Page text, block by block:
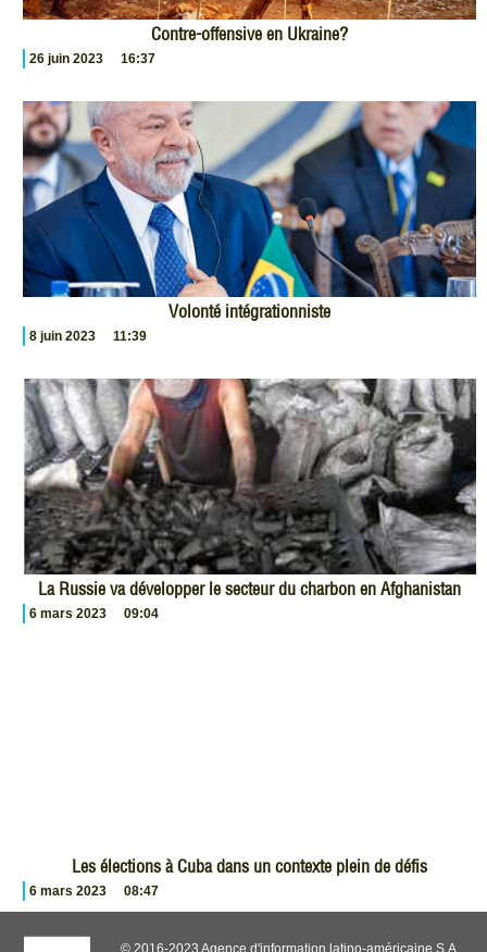
Contre-offensive en Ukraine?
26 juin 2023 16:37
Volonté intégrationniste
8 juin 2023 11:39
La Russie va développer le secteur du charbon en Afghanistan
6 mars 2023 09:04
Les élections à Cuba dans un contexte plein de défis
6 mars 2023 08:47